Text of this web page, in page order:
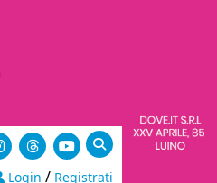
Login / Registrati